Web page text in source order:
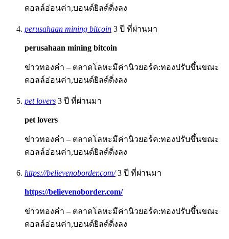
ดอลล์อ่อนค่า,บอนด์ยิลด์ดิ่งลง
perusahaan mining bitcoin 3 ปี ที่ผ่านมา
perusahaan mining bitcoin
ข่าวทองคำ – ตลาดโลหะมีค่านิวยอร์ค:ทองปรับขึ้นขณะ
ดอลล์อ่อนค่า,บอนด์ยิลด์ดิ่งลง
pet lovers 3 ปี ที่ผ่านมา
pet lovers
ข่าวทองคำ – ตลาดโลหะมีค่านิวยอร์ค:ทองปรับขึ้นขณะ
ดอลล์อ่อนค่า,บอนด์ยิลด์ดิ่งลง
https://believenoborder.com/ 3 ปี ที่ผ่านมา
https://believenoborder.com/
ข่าวทองคำ – ตลาดโลหะมีค่านิวยอร์ค:ทองปรับขึ้นขณะ
ดอลล์อ่อนค่า,บอนด์ยิลด์ดิ่งลง